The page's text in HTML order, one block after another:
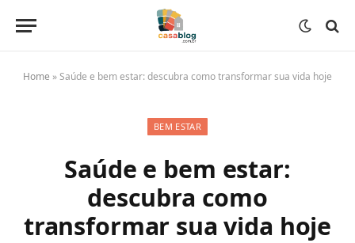
Home »Saúde e bem estar: descubra como transformar sua vida hoje
BEM ESTAR
Saúde e bem estar:
descubra como
transformar sua vida hoje